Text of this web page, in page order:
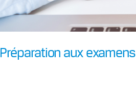
Préparation aux examens